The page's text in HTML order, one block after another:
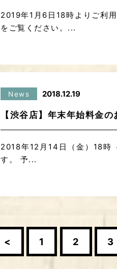
2019年1月6日18時よりご利
をご覧ください。...
News 2018.12.19
【渋谷店】年末年始料金の
2018年12月14日（金）18時
す。 予...
< 1 2 3